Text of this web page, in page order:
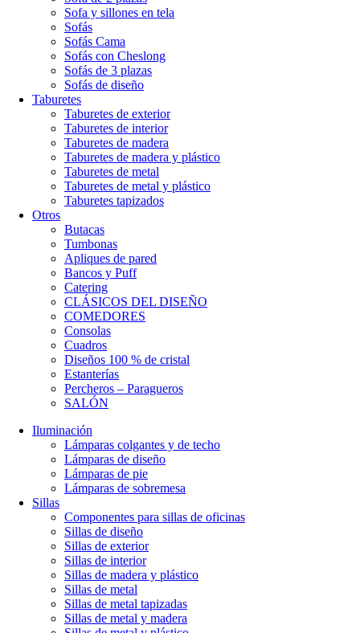
Sofa y sillones en tela
Sofás
Sofás Cama
Sofás con Cheslong
Sofás de 3 plazas
Sofás de diseño
Taburetes
Taburetes de exterior
Taburetes de interior
Taburetes de madera
Taburetes de madera y plástico
Taburetes de metal
Taburetes de metal y plástico
Taburetes tapizados
Otros
Butacas
Tumbonas
Apliques de pared
Bancos y Puff
Catering
CLÁSICOS DEL DISEÑO
COMEDORES
Consolas
Cuadros
Diseños 100 % de cristal
Estanterías
Percheros – Paragueros
SALÓN
Iluminación
Lámparas colgantes y de techo
Lámparas de diseño
Lámparas de pie
Lámparas de sobremesa
Sillas
Componentes para sillas de oficinas
Sillas de diseño
Sillas de exterior
Sillas de interior
Sillas de madera y plástico
Sillas de metal
Sillas de metal tapizadas
Sillas de metal y madera